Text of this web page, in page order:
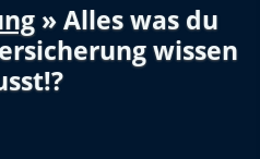
» Alles was du
wissen